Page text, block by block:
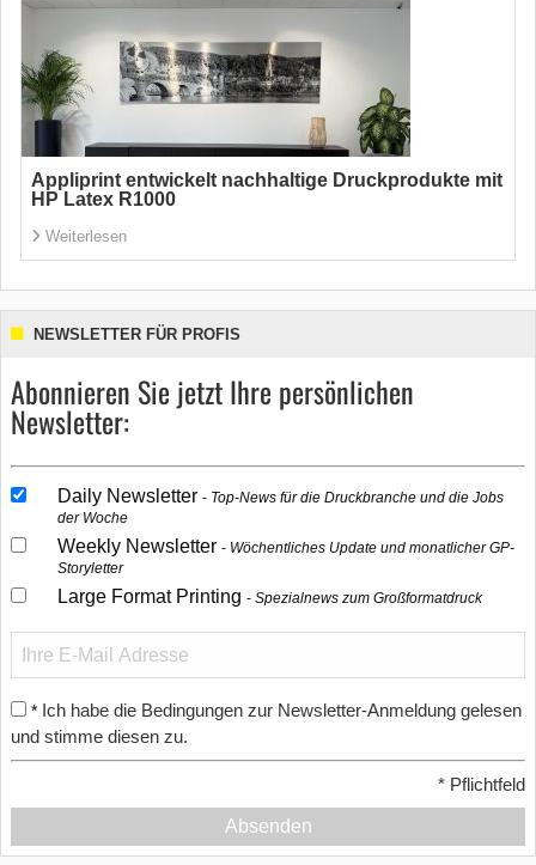
Appliprint entwickelt nachhaltige Druckprodukte mit
HP Latex R1000
Weiterlesen
NEWSLETTER FÜR PROFIS
Abonnieren Sie jetzt Ihre persönlichen
Newsletter:
Daily Newsletter
Top-News für die Druckbranche und die Jobs
der Woche
Weekly Newsletter
Wöchentliches Update und monatlicher GP-
Storyletter
Large Format Printing Spezialnews zum Großformatdruck
* Ich habe die Bedingungen zur Newsletter-Anmeldung gelesen
und stimme diesen zu.
* Pflichtfeld
Absenden